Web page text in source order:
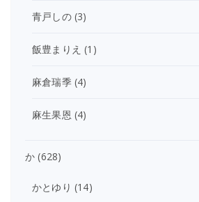
青戸しの(3)
飯豊まりえ (1)
麻倉瑞季(4)
麻生果恩 (4)
か (628)
かとゆり (14)